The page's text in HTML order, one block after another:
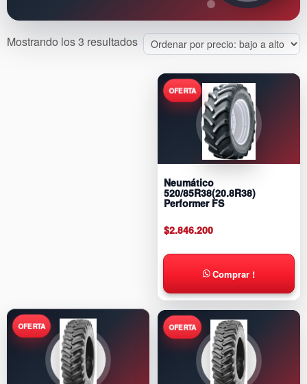
Mostrando los 3 resultadosSorted
by
price:
Neumático
520/85R38(20.8R38)
Performer FS
$2.846.200
Comprar !